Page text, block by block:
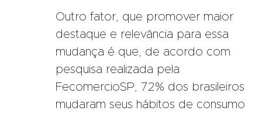
Outro fator, que promover maior
destaque e relevância para essa
mudança é que, de acordo com
pesquisa realizada pela
FecomercioSP, 72% dos brasileiros
mudaram seus hábitos de consumo